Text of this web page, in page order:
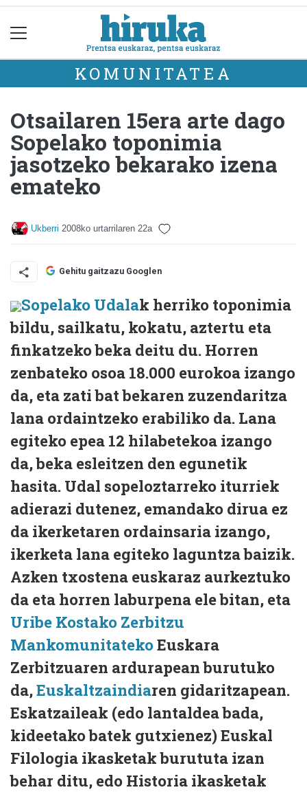
KOMUNITATEA
Otsailaren 15era arte dago
Sopelako toponimia
jasotzeko bekarako izena
emateko
Ukberri 2008ko urtarrilaren 22a
Gehitu gaitzazu Googlen
Sopelako Udalak herriko toponimia
bildu, sailkatu, kokatu, aztertu eta
finkatzeko beka deitu du. Horren
zenbateko osoa 18.000 eurokoa izango
da, eta zati bat bekaren zuzendaritza
lana ordaintzeko erabiliko da. Lana
egiteko epea 12 hilabetekoa izango
da, beka esleitzen den egunetik
hasita. Udal sopeloztarreko iturriek
adierazi dutenez, emandako dirua ez
da ikerketaren ordainsaria izango,
ikerketa lana egiteko laguntza baizik.
Azken txostena euskaraz aurkeztuko
da eta horren laburpena ele bitan, eta
Uribe Kostako Zerbitzu
MankomunitatekoEuskara
Zerbitzuaren ardurapean burutuko
da,Euskaltzaindiaren gidaritzapean.
Eskatzaileak (edo lantaldea bada,
kideetako batek gutxienez) Euskal
Filologia ikasketak burututa izan
behar ditu, edo Historia ikasketak